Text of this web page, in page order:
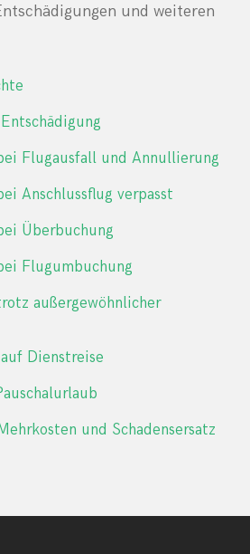
und weiteren
Flugausfall und Annullierung
Anschlussflug verpasst
Überbuchung
Flugumbuchung
außergewöhnlicher
Dienstreise
und Schadensersatz